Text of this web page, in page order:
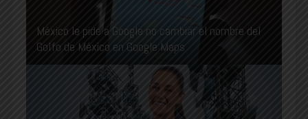
México le pide a Google no cambiar el nombre del
Golfo de México en Google Maps